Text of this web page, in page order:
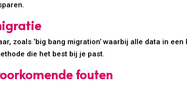
zoals ‘big bang migration’ waarbij alle data in
die het best bij je past.
fouten